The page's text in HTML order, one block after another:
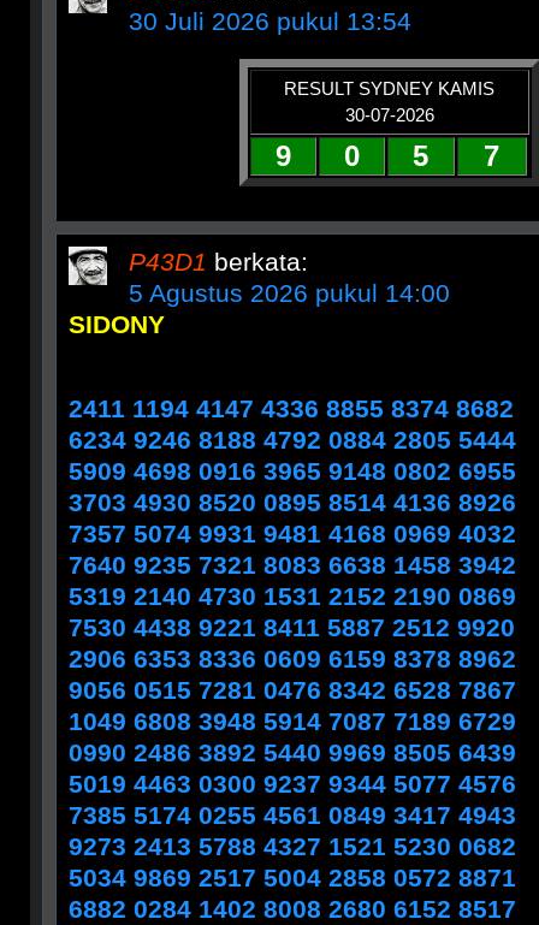
30 Juli 2026 pukul 13:54
RESULT SYDNEY KAMIS
30-07-2026
9 0 5 7
P43D1 berkata:
5 Agustus 2026 pukul 14:00
SIDONY
2411 1194 4147 4336 8855 8374 8682
6234 9246 8188 4792 0884 2805 5444
5909 4698 0916 3965 9148 0802 6955
3703 4930 8520 0895 8514 4136 8926
7357 5074 9931 9481 4168 0969 4032
7640 9235 7321 8083 6638 1458 3942
5319 2140 4730 1531 2152 2190 0869
7530 4438 9221 8411 5887 2512 9920
2906 6353 8336 0609 6159 8378 8962
9056 0515 7281 0476 8342 6528 7867
1049 6808 3948 5914 7087 7189 6729
0990 2486 3892 5440 9969 8505 6439
5019 4463 0300 9237 9344 5077 4576
7385 5174 0255 4561 0849 3417 4943
9273 2413 5788 4327 1521 5230 0682
5034 9869 2517 5004 2858 0572 8871
6882 0284 1402 8008 2680 6152 8517